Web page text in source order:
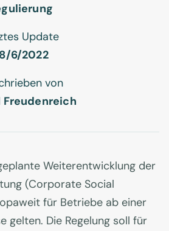
Update
6/2022
von
Freudenreich
Weiterentwicklung der
(Corporate Social
für Betriebe ab einer
gelten. Die Regelung soll für